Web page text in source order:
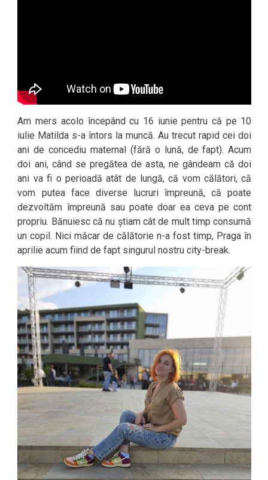
Am mers acolo începând cu 16 iunie pentru că pe 10
iulie Matilda s-a întors la muncă. Au trecut rapid cei doi
ani de concediu maternal (fără o lună, de fapt). Acum
doi ani, când se pregătea de asta, ne gândeam că doi
ani va fi o perioadă atât de lungă, că vom călători, că
vom putea face diverse lucruri împreună, că poate
dezvoltăm împreună sau poate doar ea ceva pe cont
propriu. Bănuiesc că nu știam cât de mult timp consumă
un copil. Nici măcar de călătorie n-a fost timp, Praga în
aprilie acum fiind de fapt singurul nostru city-break.